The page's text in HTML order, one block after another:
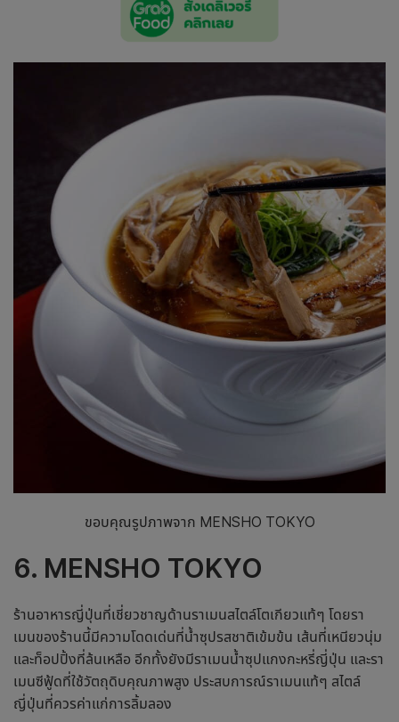
ขอบคุณรูปภาพจาก MENSHO TOKYO
6. MENSHO TOKYO
ร้านอาหารญี่ปุ่นที่เชี่ยวชาญด้านราเมนสไตล์โตเกียวแท้ๆ โดยรา
เมนของร้านนี้มีความโดดเด่นที่น้ำซุปรสชาติเข้มข้น เส้นที่เหนียวนุ่ม
และท็อปปิ้งที่ล้นเหลือ อีกทั้งยังมีราเมนน้ำซุปแกงกะหรี่ญี่ปุ่น และรา
เมนซีฟู้ดที่ใช้วัตถุดิบคุณภาพสูง ประสบการณ์ราเมนแท้ๆ สไตล์
ญี่ปุ่นที่ควรค่าแก่การลิ้มลอง